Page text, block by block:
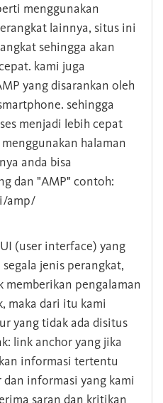
menggunakan
lainnya, situs ini
sehingga akan
kami juga
yang disarankan oleh
sehingga
menjadi lebih cepat
halaman
anda bisa
dan "AMP" contoh:
amp/
(user interface) yang
jenis perangkat,
memberikan pengalaman
maka dari itu kami
yang tidak ada disitus
link anchor yang jika
informasi tertentu
informasi yang kami
saran dan kritikan